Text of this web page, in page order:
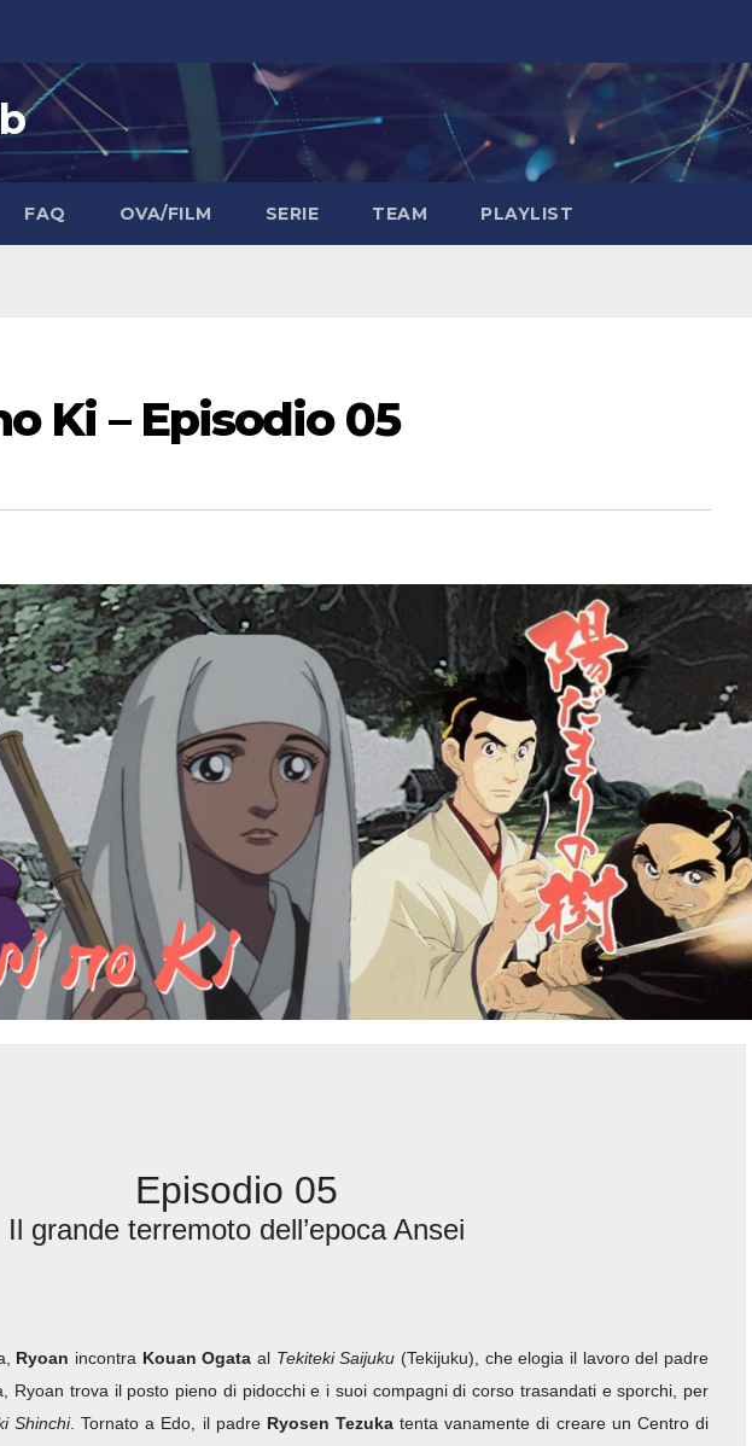
FAQ OVA/FILM SERIE TEAM PLAYLIST
Ki – Episodio 05
Episodio 05
Il grande terremoto dell’epoca Ansei
Ryoan incontra Kouan Ogata al Tekiteki Saijuku (Tekijuku), che elogia il lavoro del padre
Ryoan trova il posto pieno di pidocchi e i suoi compagni di corso trasandati e sporchi, per
Shinchi. Tornato a Edo, il padre Ryosen Tezukatenta vanamente di creare un Centro di